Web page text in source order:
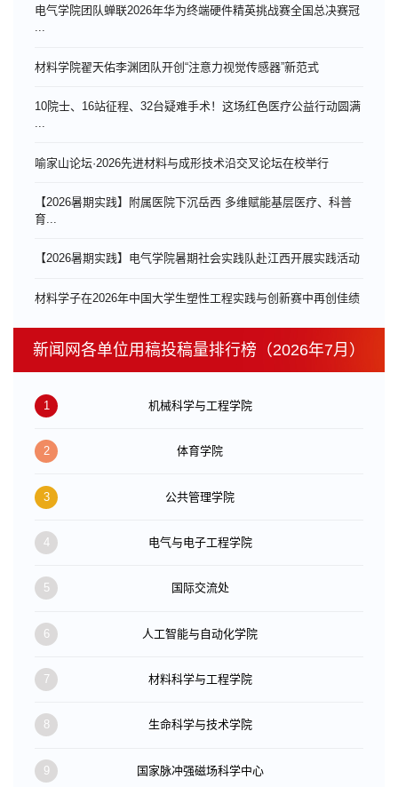
电气学院团队蝉联2026年华为终端硬件精英挑战赛全国总决赛冠
...
材料学院翟天佑李渊团队开创“注意力视觉传感器”新范式
10院士、16站征程、32台疑难手术！这场红色医疗公益行动圆满
...
喻家山论坛·2026先进材料与成形技术沿交叉论坛在校举行
【2026暑期实践】附属医院下沉岳西 多维赋能基层医疗、科普
育...
【2026暑期实践】电气学院暑期社会实践队赴江西开展实践活动
材料学子在2026年中国大学生塑性工程实践与创新赛中再创佳绩
新闻网各单位用稿投稿量排行榜（2026年7月）
1 机械科学与工程学院
2 体育学院
3 公共管理学院
4 电气与电子工程学院
5 国际交流处
6 人工智能与自动化学院
7 材料科学与工程学院
8 生命科学与技术学院
9 国家脉冲强磁场科学中心